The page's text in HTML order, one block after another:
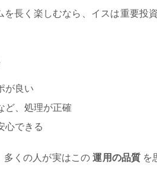
を長く楽しむなら、イスは重要投
が良い
ど、処理が正確
心できる
多くの人が実はこの運用の品質 を